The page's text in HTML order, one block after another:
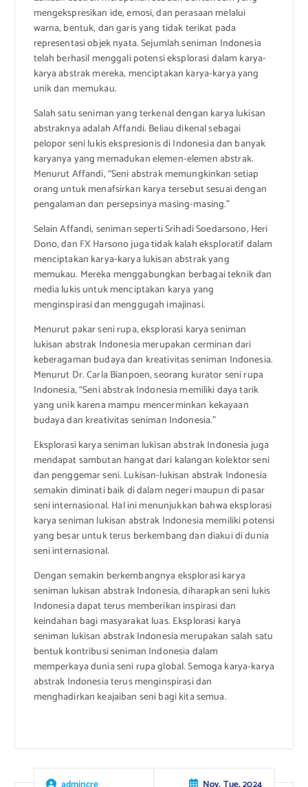
mengekspresikan ide, emosi, dan perasaan melalui
warna, bentuk, dan garis yang tidak terikat pada
representasi objek nyata. Sejumlah seniman Indonesia
telah berhasil menggali potensi eksplorasi dalam karya-
karya abstrak mereka, menciptakan karya-karya yang
unik dan memukau.
Salah satu seniman yang terkenal dengan karya lukisan
abstraknya adalah Affandi. Beliau dikenal sebagai
pelopor seni lukis ekspresionis di Indonesia dan banyak
karyanya yang memadukan elemen-elemen abstrak.
Menurut Affandi, “Seni abstrak memungkinkan setiap
orang untuk menafsirkan karya tersebut sesuai dengan
pengalaman dan persepsinya masing-masing.”
Selain Affandi, seniman seperti Srihadi Soedarsono, Heri
Dono, dan FX Harsono juga tidak kalah eksploratif dalam
menciptakan karya-karya lukisan abstrak yang
memukau. Mereka menggabungkan berbagai teknik dan
media lukis untuk menciptakan karya yang
menginspirasi dan menggugah imajinasi.
Menurut pakar seni rupa, eksplorasi karya seniman
lukisan abstrak Indonesia merupakan cerminan dari
keberagaman budaya dan kreativitas seniman Indonesia.
Menurut Dr. Carla Bianpoen, seorang kurator seni rupa
Indonesia, “Seni abstrak Indonesia memiliki daya tarik
yang unik karena mampu mencerminkan kekayaan
budaya dan kreativitas seniman Indonesia.”
Eksplorasi karya seniman lukisan abstrak Indonesia juga
mendapat sambutan hangat dari kalangan kolektor seni
dan penggemar seni. Lukisan-lukisan abstrak Indonesia
semakin diminati baik di dalam negeri maupun di pasar
seni internasional. Hal ini menunjukkan bahwa eksplorasi
karya seniman lukisan abstrak Indonesia memiliki potensi
yang besar untuk terus berkembang dan diakui di dunia
seni internasional.
Dengan semakin berkembangnya eksplorasi karya
seniman lukisan abstrak Indonesia, diharapkan seni lukis
Indonesia dapat terus memberikan inspirasi dan
keindahan bagi masyarakat luas. Eksplorasi karya
seniman lukisan abstrak Indonesia merupakan salah satu
bentuk kontribusi seniman Indonesia dalam
memperkaya dunia seni rupa global. Semoga karya-karya
abstrak Indonesia terus menginspirasi dan
menghadirkan keajaiban seni bagi kita semua.